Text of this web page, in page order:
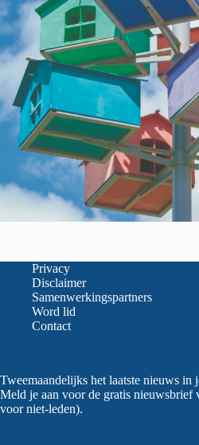
Privacy
Disclaimer
Samenwerkingspartners
Word lid
Contact
Tweemaandelijks het laatste nieuws in
Meld je aan voor de gratis
voor niet-leden).